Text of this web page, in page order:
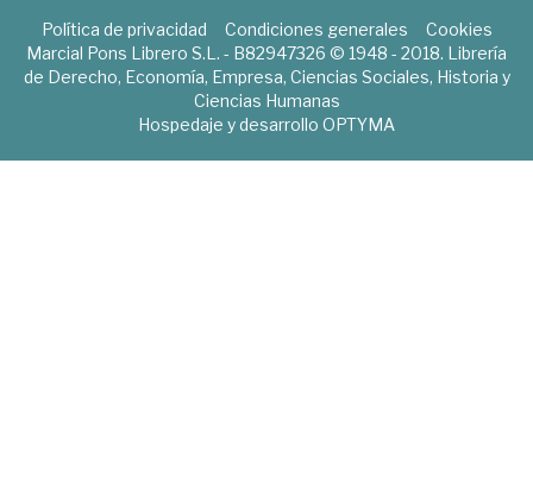
Política de privacidad Condiciones generales
Cookies
Marcial Pons Librero S.L. - B82947326 © 1948 - 2018. Librería
de Derecho, Economía, Empresa, Ciencias Sociales, Historia y
Ciencias Humanas
Hospedaje y desarrollo OPTYMA